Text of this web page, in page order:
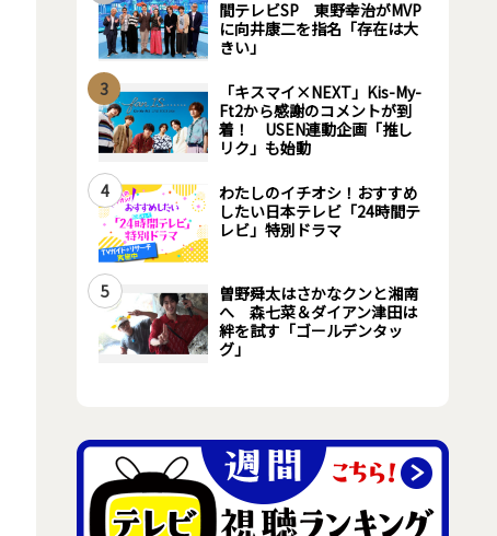
間テレビSP 東野幸治がMVP
に向井康二を指名「存在は大
きい」
3
「キスマイ×NEXT」Kis-My-
Ft2から感謝のコメントが到
着！ USEN連動企画「推し
リク」も始動
4
わたしのイチオシ！おすすめ
したい日本テレビ「24時間テ
レビ」特別ドラマ
5
曽野舜太はさかなクンと湘南
へ 森七菜＆ダイアン津田は
絆を試す「ゴールデンタッ
グ」